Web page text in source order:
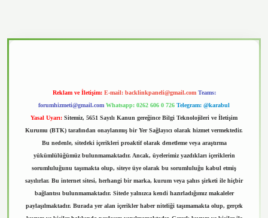
Reklam ve İletişim: E-mail: backlinkpaneli@gmail.com Teams:
forumhizmeti@gmail.com Whatsapp: 0262 606 0 726 Telegram: @karabul
Yasal Uyarı: Sitemiz, 5651 Sayılı Kanun gereğince Bilgi Teknolojileri ve İletişim
Kurumu (BTK) tarafından onaylanmış bir Yer Sağlayıcı olarak hizmet vermektedir.
Bu nedenle, sitedeki içerikleri proaktif olarak denetleme veya araştırma
yükümlülüğümüz bulunmamaktadır. Ancak, üyelerimiz yazdıkları içeriklerin
sorumluluğunu taşımakta olup, siteye üye olarak bu sorumluluğu kabul etmiş
sayılırlar. Bu internet sitesi, herhangi bir marka, kurum veya şahıs şirketi ile hiçbir
bağlantısı bulunmamaktadır. Sitede yalnızca kendi hazırladığımız makaleler
paylaşılmaktadır. Burada yer alan içerikler haber niteliği taşımamakta olup, gerçek